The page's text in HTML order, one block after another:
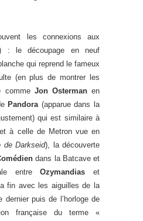
les connexions aux
: le découpage en neuf
qui reprend le fameux
(en plus de montrer les
comme Jon Ostermanen
Pandora(apparue dans la
qui est similaire à
à celle de Metron vue en
de Darkseid), la découverte
dans la Batcave et
entreOzymandias et
fin avec les aiguilles de la
dernier puis de l’horloge de
française du terme «